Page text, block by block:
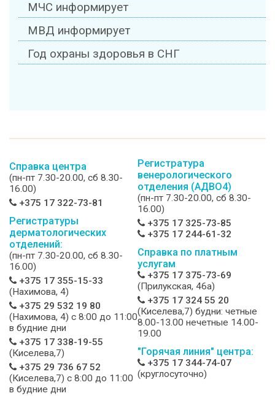
МЧС информирует
МВД информирует
Год охраны здоровья в СНГ
Справка центра
(пн-пт 7.30-20.00, сб 8.30-
16.00)
+375 17 322-73-81
Регистратуры
дерматологических
отделений:
(пн-пт 7.30-20.00, сб 8.30-
16.00)
+375 17 355-15-33
(Нахимова, 4)
+375 29 532 19 80
(Нахимова, 4) c 8:00 до 11:00
в будние дни
+375 17 338-19-55
(Киселева,7)
+375 29 736 67 52
(Киселева,7) c 8:00 до 11:00
в будние дни
Регистратура
венерологического
отделения (АДВО4)
(пн-пт 7.30-20.00, сб 8.30-
16.00)
+375 17 325-73-85
+375 17 244-61-32
Справка по платным
услугам
+375 17 375-73-69
(Прилукская, 46а)
+375 17 324 55 20
(Киселева,7) будни: четные
8.00-13.00 нечетные 14.00-
19.00
"Горячая линия" центра:
+375 17 344-74-07
(круглосуточно)